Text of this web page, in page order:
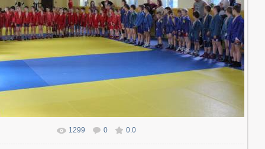
В реальном размере 1600x1066
1299 0 0.0